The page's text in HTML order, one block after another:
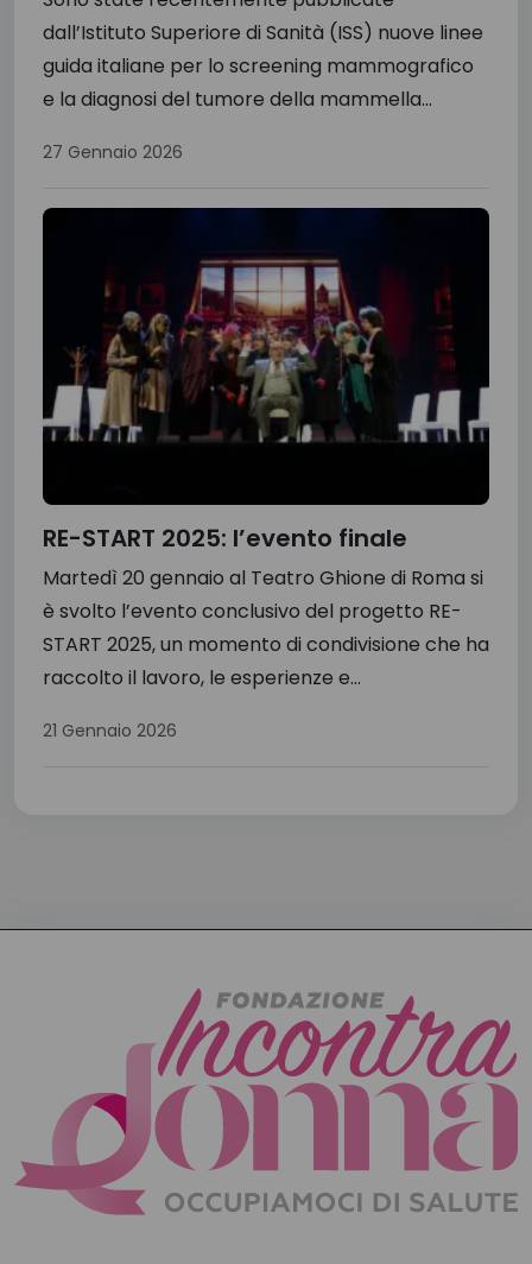
dall’Istituto Superiore di Sanità (ISS) nuove linee
guida italiane per lo screening mammografico
e la diagnosi del tumore della mammella...
27 Gennaio 2026
RE-START 2025: l’evento finale
Martedì 20 gennaio al Teatro Ghione di Roma si
è svolto l’evento conclusivo del progetto RE-
START 2025, un momento di condivisione che ha
raccolto il lavoro, le esperienze e...
21 Gennaio 2026